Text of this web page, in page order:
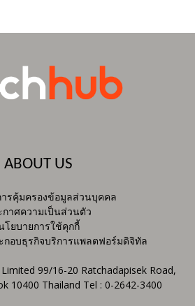
ABOUT US
รคุ้มครองข้อมูลส่วนบุคคล
กาศความเป็นส่วนตัว
โยบายการใช้คุกกี้
กอบธุรกิจบริการแพลตฟอร์มดิจิทัล
99/16-20 Ratchadapisek Road,
10400 Thailand Tel : 0-2642-3400